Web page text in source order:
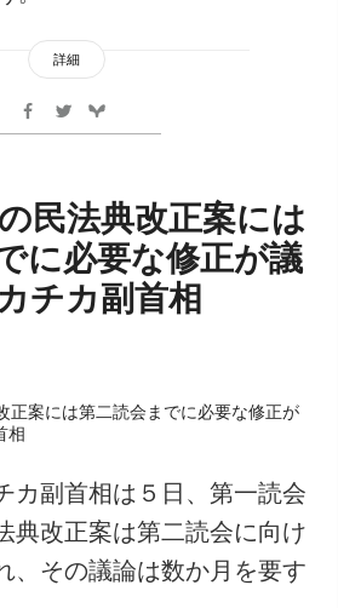
詳細
民法典改正案には
に必要な修正が議
チカ副首相
カ副首相は５日、第一読会
典改正案は第二読会に向け
、その議論は数か月を要す